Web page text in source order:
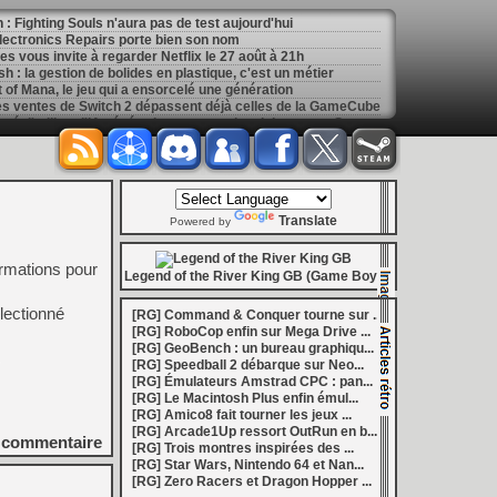
: Fighting Souls n'aura pas de test aujourd'hui
Repairs porte bien son nom
vous invite à regarder Netflix le 27 août à 21h
: la gestion de bolides en plastique, c'est un métier
Mana, le jeu qui a ensorcelé une génération
ventes de Switch 2 dépassent déjà celles de la GameCube
[
GK] Kingdom Hearts : accusé d'utiliser l'IA générative sur son visuel de promo, Square Enix invoque « l'erreur humaine »
de Halo : Campaign Evolved
[
GK] Inspiré par System Shock 2 et Doom 3, le FPS DERELIKT veut vous foutre la trouille à la fin 2026
l’affichage emblématique de la Game Boy
Éclatants » arriveront sur Switch 2 en octobre
: après un accueil mitigé, Game Freak va revoir sa copie
Champions Tactics, le jeu NFT ferme ses portes
: l'hymne ultime à la solitude a déjà quarante ans
le maintien des jeux physiques pour les joueurs
27 veut apporter du sang neuf avec le mode The Grounds
médiéval à petit prix pour la rentrée
des Zelda de la Game Boy arrivera à la rentrée 2026
Vault arrive sur le marché en 1.0
Hunter Wilds avec un prologue gratuit
[
GK] Mémoire cash - Retour sur Hybrid Heaven, l'étrange exclusivité Konami de la Nintendo 64
[
GK] Nouvelle grève à Quantic Dream (Detroit : Become Human) contre les 115 licenciements
[
GK] Mafia The Old Country : l'extension « Homme d'honneur » se dévoile avant sa sortie
Boy disponibles sur le Nintendo Switch Online
Dead : Streets of Survival tient sa date de sortie
[
GK] C'est officiel, Electronic Arts devient la propriété de l'Arabie saoudite et quitte le marché boursier
la 1.0, Amplitude bourre les nouvelles factions
pour
commentaire
Powered by Translate
Legend of the River King GB (Game Boy)
[RG] Command & Conquer tourne sur ...
[RG] RoboCop enfin sur Mega Drive ...
[RG] GeoBench : un bureau graphiqu...
[RG] Speedball 2 débarque sur Neo...
[RG] Émulateurs Amstrad CPC : pan...
[RG] Le Macintosh Plus enfin émul...
[RG] Amico8 fait tourner les jeux ...
[RG] Arcade1Up ressort OutRun en b...
[RG] Trois montres inspirées des ...
[RG] Star Wars, Nintendo 64 et Nan...
[RG] Zero Racers et Dragon Hopper ...